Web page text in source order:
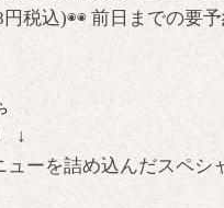
税込)◉◉ 前日までの要
ーを詰め込んだスペシ